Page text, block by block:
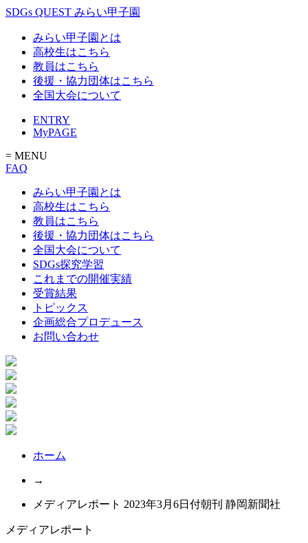
SDGs QUEST みらい甲子園
みらい甲子園とは
高校生はこちら
教員はこちら
後援・協力団体はこちら
全国大会について
ENTRY
MyPAGE
= MENU
FAQ
みらい甲子園とは
高校生はこちら
教員はこちら
後援・協力団体はこちら
全国大会について
SDGs探究学習
これまでの開催実績
受賞結果
トピックス
企画総合プロデュース
お問い合わせ
ホーム
→
メディアレポート 2023年3月6日付朝刊 静岡新聞社
メディアレポート